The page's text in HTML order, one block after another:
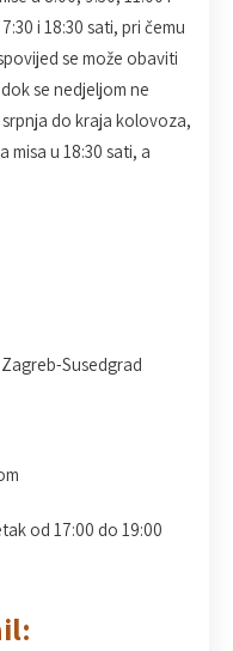
i 18:30 sati, pri čemu
se može obaviti
se nedjeljom ne
do kraja kolovoza,
misa u 18:30 sati, a
Susedgrad
od 17:00 do 19:00